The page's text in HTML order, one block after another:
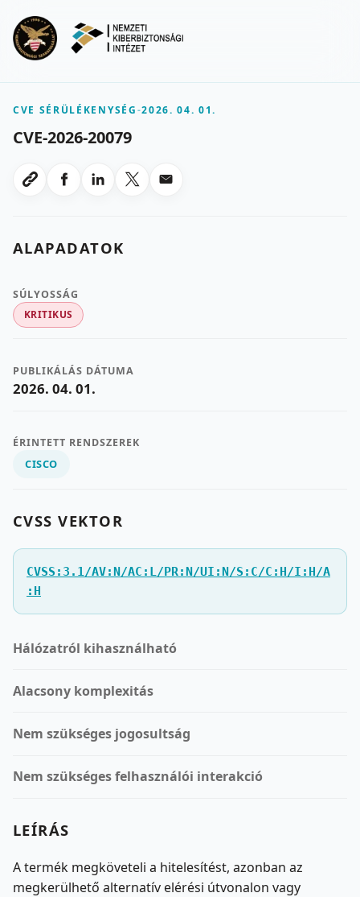
CVE SÉRÜLÉKENYSÉG-2026. 04. 01.
CVE-2026-20079
Link masolasa
Megosztas Facebookon
Megosztas LinkedInen
Megosztas X-en
Megosztas emailben
ALAPADATOK
SÚLYOSSÁG
KRITIKUS
PUBLIKÁLÁS DÁTUMA
2026. 04. 01.
ÉRINTETT RENDSZEREK
CISCO
CVSS VEKTOR
CVSS:3.1/AV:N/AC:L/PR:N/UI:N/S:C/C:H/I:H/A
:H
Hálózatról kihasználható
Alacsony komplexitás
Nem szükséges jogosultság
Nem szükséges felhasználói interakció
LEÍRÁS
A termék megköveteli a hitelesítést, azonban az
megkerülhető alternatív elérési útvonalon vagy